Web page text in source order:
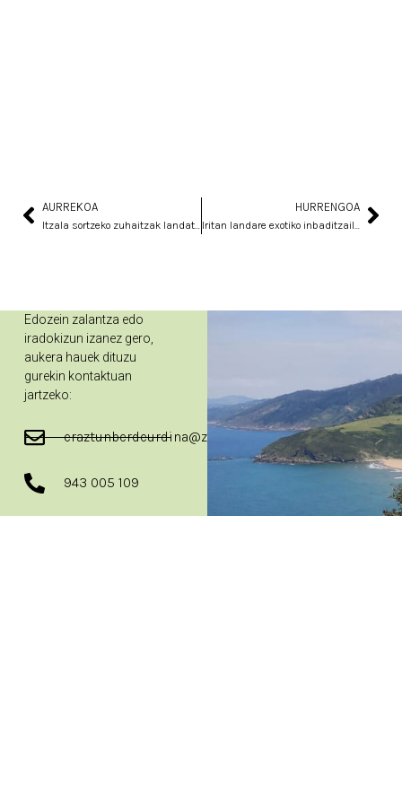
Prev
AURREKOA HURRENGOA
Edozein zalantza edo
iradokizun izanez gero,
aukera hauek dituzu
gurekin kontaktuan
jartzeko:
eraztunberdeurdina@zarautz.eus
943 005 109